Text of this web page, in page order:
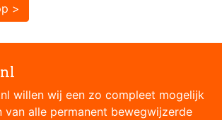
>
willen wij een zo compleet mogelijk
van alle permanent bewegwijzerde